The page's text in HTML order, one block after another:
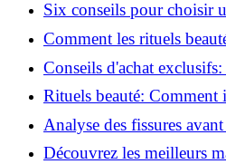
Six conseils pour choisir
basse pression
Comment les rituels
créent des moments pour
Conseils d'achat
peinture basse pression
Rituels beauté: Comment
chouchoutent votre âme!
Analyse des fissures
préparer vos surfaces!
Découvrez les meilleurs